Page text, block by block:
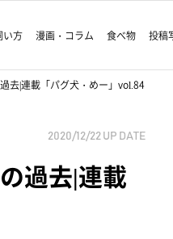
い方 漫画・コラム 食べ物 投稿
去|連載「パグ犬・めー」vol.84
2020/12/22 UP DATE
過去|連載